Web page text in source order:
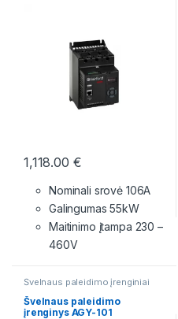
1,118.00 €
Nominali srovė 106A
Galingumas 55kW
Maitinimo įtampa 230 –
460V
Švelnaus paleidimo įrenginiai
Švelnaus paleidimo
įrenginys AGY-101